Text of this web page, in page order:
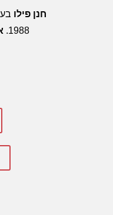
חנן פילו
1988.